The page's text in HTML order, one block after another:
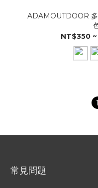
ADAMOUTDOOR 多
NT$350
1
常見問題